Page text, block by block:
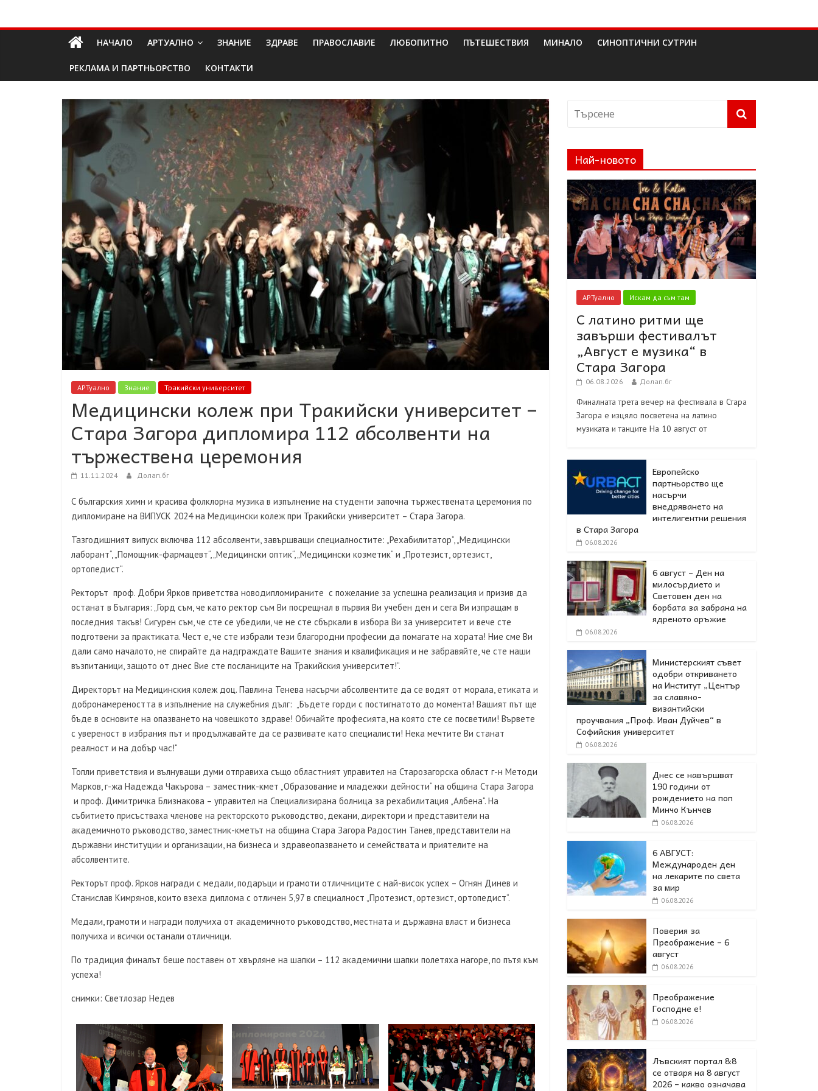
Долап
БГ
изкуство|
пътешествия|
мода|
събития|
кухня|
реклама|
НАЧАЛО АРТУАЛНО ЗНАНИЕ ЗДРАВЕ ПРАВОСЛАВИЕ ЛЮБОПИТНО ПЪТЕШЕСТВИЯ МИНАЛО СИНОПТИЧНИ СУТРИН
РЕКЛАМА И ПАРТНЬОРСТВО КОНТАКТИ
АРТуално Знание Тракийски университет
Медицински колеж при Тракийски университет –
Стара Загора дипломира 112 абсолвенти на
тържествена церемония
11.11.2024 Долап.бг
С българския химн и красива фолклорна музика в изпълнение на студенти започна тържествената церемония по
дипломиране на ВИПУСК 2024 на Медицински колеж при Тракийски университет – Стара Загора.
Тазгодишният випуск включва 112 абсолвенти, завършващи специалностите: „Рехабилитатор“, „Медицински
лаборант“, „Помощник-фармацевт“, „Медицински оптик“, „Медицински козметик“ и „Протезист, ортезист,
ортопедист“.
Ректорът проф. Добри Ярков приветства новодипломираните с пожелание за успешна реализация и призив да
останат в България: „Горд съм, че като ректор съм Ви посрещнал в първия Ви учебен ден и сега Ви изпращам в
последния такъв! Сигурен съм, че сте се убедили, че не сте сбъркали в избора Ви за университет и вече сте
подготвени за практиката. Чест е, че сте избрали тези благородни професии да помагате на хората! Ние сме Ви
дали само началото, не спирайте да надграждате Вашите знания и квалификация и не забравяйте, че сте наши
възпитаници, защото от днес Вие сте посланиците на Тракийския университет!“.
Директорът на Медицинския колеж доц. Павлина Тенева насърчи абсолвентите да се водят от морала, етиката и
добронамереността в изпълнение на служебния дълг: „Бъдете горди с постигнатото до момента! Вашият път ще
бъде в основите на опазването на човешкото здраве! Обичайте професията, на която сте се посветили! Вървете
с увереност в избрания път и продължавайте да се развивате като специалисти! Нека мечтите Ви станат
реалност и на добър час!“
Топли приветствия и вълнуващи думи отправиха също областният управител на Старозагорска област г-н Методи
Марков, г-жа Надежда Чакърова – заместник-кмет „Образование и младежки дейности“ на община Стара Загора
и проф. Димитричка Близнакова – управител на Специализирана болница за рехабилитация „Албена“. На
събитието присъстваха членове на ректорското ръководство, декани, директори и представители на
академичното ръководство, заместник-кметът на община Стара Загора Радостин Танев, представители на
държавни институции и организации, на бизнеса и здравеопазването и семействата и приятелите на
абсолвентите.
Ректорът проф. Ярков награди с медали, подаръци и грамоти отличниците с най-висок успех – Огнян Динев и
Станислав Кимрянов, които взеха диплома с отличен 5,97 в специалност „Протезист, ортезист, ортопедист“.
Медали, грамоти и награди получиха от академичното ръководство, местната и държавна власт и бизнеса
получиха и всички останали отличници.
По традиция финалът беше поставен от хвърляне на шапки – 112 академични шапки полетяха нагоре, по пътя към
успеха!
снимки: Светлозар Недев
Най-новото
АРТуално Искам да съм там
С латино ритми ще
завърши фестивалът
„Август е музика“ в
Стара Загора
06.08.2026 Долап.бг
Финалната трета вечер на фестивала в Стара
Загора е изцяло посветена на латино
музиката и танците На 10 август от
Европейско
партньорство ще
насърчи
внедряването на
интелигентни решения
в Стара Загора
06.08.2026
6 август – Ден на
милосърдието и
Световен ден на
борбата за забрана на
ядреното оръжие
06.08.2026
Министерският съвет
одобри откриването
на Институт „Център
за славяно-
византийски
проучвания „Проф. Иван Дуйчев“ в
Софийския университет
06.08.2026
Днес се навършват
190 години от
рождението на поп
Минчо Кънчев
06.08.2026
6 АВГУСТ:
Международен ден
на лекарите по света
за мир
06.08.2026
Поверия за
Преображение – 6
август
06.08.2026
Преображение
Господне е!
06.08.2026
Лъвският портал 8:8
се отваря на 8 август
2026 – какво означава